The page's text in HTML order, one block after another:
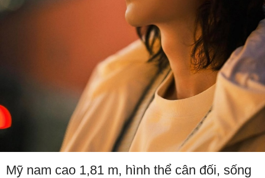
Mỹ nam cao 1,81 m, hình thể cân đối, sống